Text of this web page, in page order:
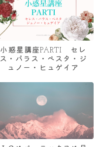
小惑星講座PARTI セレ
ス・パラス・ベスタ・ジ
ュノー・ヒュゲイア